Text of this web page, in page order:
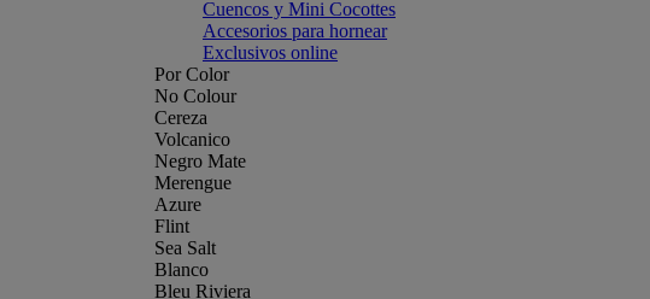
Cuencos y Mini Cocottes
Accesorios para hornear
Exclusivos online
Por Color
No Colour
Cereza
Volcanico
Negro Mate
Merengue
Azure
Flint
Sea Salt
Blanco
Bleu Riviera